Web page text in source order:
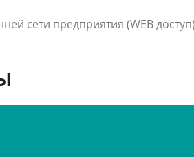
сети предприятия (WEB